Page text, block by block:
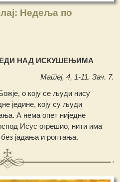
Недеља пo
НАД ИСКУШЕЊИМА
Матеј, 4, 1-11. Зач. 7.
о коју се људи нису
једине, коју су људи
А нема опет ниједне
Исус огрешио, нити има
без јадања и роптања.